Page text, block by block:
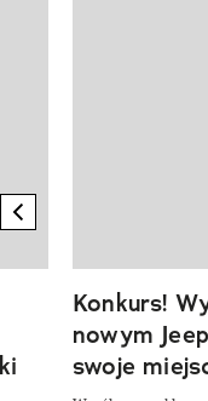
previous element
Konkurs!
nowym
swoje